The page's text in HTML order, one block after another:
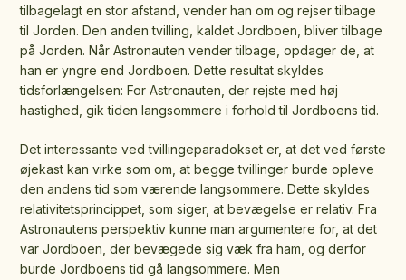
tilbagelagt en stor afstand, vender han om og rejser tilbage
til Jorden. Den anden tvilling, kaldet Jordboen, bliver tilbage
på Jorden. Når Astronauten vender tilbage, opdager de, at
han er yngre end Jordboen. Dette resultat skyldes
tidsforlængelsen: For Astronauten, der rejste med høj
hastighed, gik tiden langsommere i forhold til Jordboens tid.
Det interessante ved tvillingeparadokset er, at det ved første
øjekast kan virke som om, at begge tvillinger burde opleve
den andens tid som værende langsommere. Dette skyldes
relativitetsprincippet, som siger, at bevægelse er relativ. Fra
Astronautens perspektiv kunne man argumentere for, at det
var Jordboen, der bevægede sig væk fra ham, og derfor
burde Jordboens tid gå langsommere. Men